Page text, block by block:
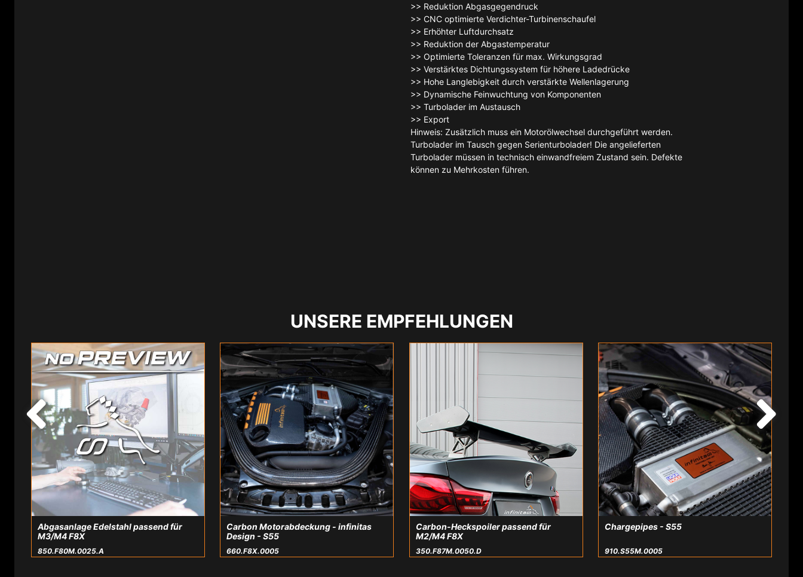
>> Reduktion Abgasgegendruck
>> CNC optimierte Verdichter-Turbinenschaufel
>> Erhöhter Luftdurchsatz
>> Reduktion der Abgastemperatur
>> Optimierte Toleranzen für max. Wirkungsgrad
>> Verstärktes Dichtungssystem für höhere Ladedrücke
>> Hohe Langlebigkeit durch verstärkte Wellenlagerung
>> Dynamische Feinwuchtung von Komponenten
>> Turbolader im Austausch
>> Export
Hinweis: Zusätzlich muss ein Motorölwechsel durchgeführt werden.
Turbolader im Tausch gegen Serienturbolader! Die angelieferten
Turbolader müssen in technisch einwandfreiem Zustand sein. Defekte
können zu Mehrkosten führen.
UNSERE EMPFEHLUNGEN
Abgasanlage Edelstahl passend für
M3/M4 F8X
850.F80M.0025.A
Carbon Motorabdeckung - infinitas
Design - S55
660.F8X.0005
Carbon-Heckspoiler passend für
M2/M4 F8X
350.F87M.0050.D
Chargepipes - S55
910.S55M.0005